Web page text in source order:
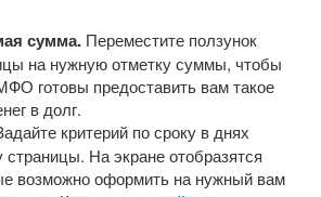
сумма. Переместите ползунок
на нужную отметку суммы, чтобы
готовы предоставить вам такое
в долг.
критерий по сроку в днях
На экране отобразятся
возможно оформить на нужный вам